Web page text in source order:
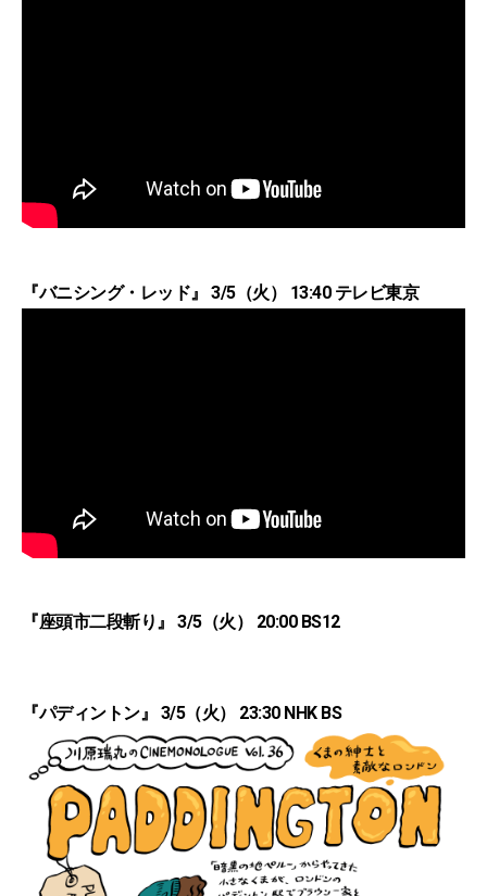
『バニシング・レッド』 3/5（火） 13:40 テレビ東京
『座頭市二段斬り』 3/5（火） 20:00 BS12
『パディントン』 3/5（火） 23:30 NHK BS